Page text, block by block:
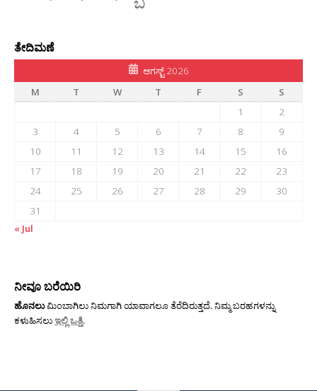
ತೇದಿಮಣೆ
ಆಗಸ್ಟ್ 2026
M
T W T F S
S
1
2
3
4 5 6 7 8
9
10
11 12 13 14 15
16
17
18 19 20 21 22
23
24
25 26 27 28 29
30
31
« Jul
ನೀವೂ ಬರೆಯಿರಿ
ಹೊನಲುಮಿಂಬಾಗಿಲು ನಿಮಗಾಗಿ ಯಾವಾಗಲೂ ತೆರೆದಿರುತ್ತದೆ. ನಿಮ್ಮ ಬರಹಗಳನ್ನು
ಕಳುಹಿಸಲುಇಲ್ಲಿ ಒತ್ತಿ.